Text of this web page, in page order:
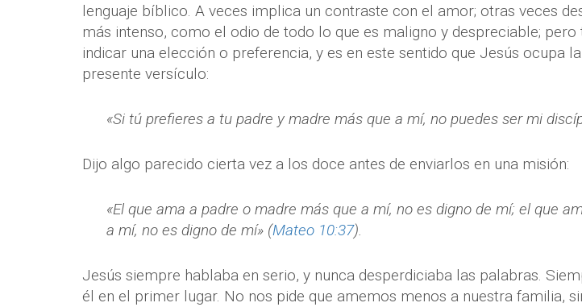
lenguaje bíblico. A veces implica un contraste con el amor; otras veces
más intenso, como el odio de todo lo que es maligno y despreciable;
indicar una elección o preferencia, y es en este sentido que Jesús ocupa
presente versículo:
«Si tú prefieres a tu padre y madre más que a mí, no puedes ser mi
Dijo algo parecido cierta vez a los doce antes de enviarlos en una misión:
«El que ama a padre o madre más que a mí, no es digno de mí; el que
a mí, no es digno de mí» (Mateo 10:37).
Jesús siempre hablaba en serio, y nunca desperdiciaba las palabras.
él en el primer lugar. No nos pide que amemos menos a nuestra familia,